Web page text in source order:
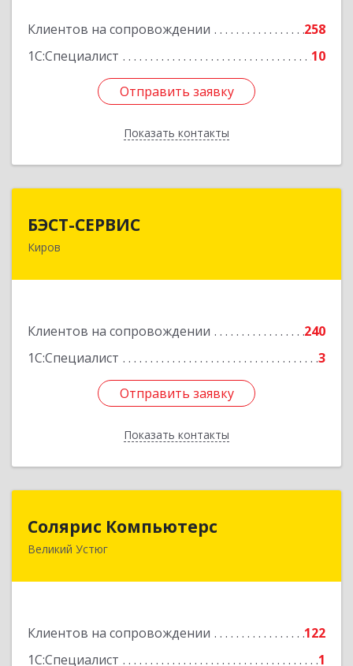
Клиентов на сопровождении
258
1С:Специалист
10
Отправить заявку
Показать контакты
Отправить заявку
Назад
БЭСТ-СЕРВИС
Киров
Клиентов на сопровождении
240
1С:Специалист
3
Отправить заявку
Показать контакты
Отправить заявку
Назад
Солярис Компьютерс
Великий Устюг
Клиентов на сопровождении
122
1С:Специалист
1
162390, Вологодская обл, Великий Устюг г,